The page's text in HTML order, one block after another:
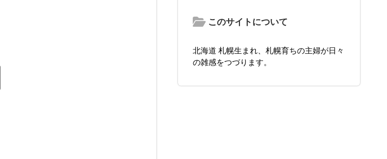
このサイトについて
北海道 札幌生まれ、札幌育ちの主婦が日々
の雑感をつづります。